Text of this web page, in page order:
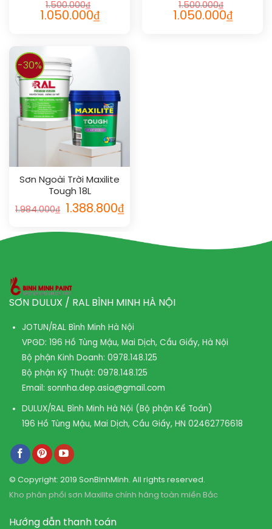
1.500.000₫
1.050.000₫
1.500.000₫
1.050.000₫
-30%
Sơn Ngoài Trời Maxilite
Tough 18L
1.984.000₫ 1.388.800₫
SƠN DULUX / RAL BÌNH MINH HÀ NỘI
JOTUN/RAL Bình Minh Hà Nội
VPGD: 196 Hồ Tùng Mậu, Mai Dịch, Cầu Giấy, Hà Nội
Bộ phận Kinh Doanh: 0978.148.125
Bộ phận Kỹ Thuật: 0978.148.125
Email: sonnha.dep.asia@gmail.com
DULUX/RAL Bình Minh Hà Nội (Bộ phận Kế Toán)
196 Hồ Tùng Mậu, Mai Dịch, Cầu Giấy, HN 02462776618
© Copyright: 2019 SonBinhMinh. All rights reserved.
Kho phân phối sơn Maxilite chính hãng toàn miền Bắc
Hướng dẫn thanh toán